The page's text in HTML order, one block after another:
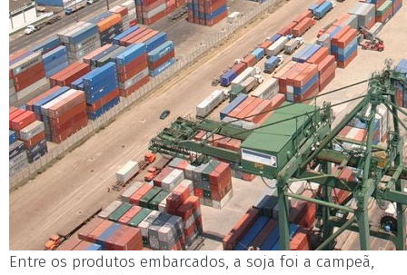
Entre os produtos embarcados, a soja foi a campeã,